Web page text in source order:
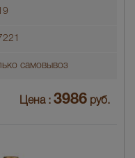
самовывоз
Цена : 3986 руб.